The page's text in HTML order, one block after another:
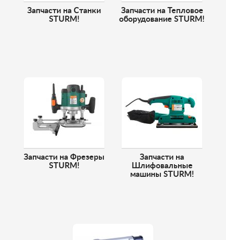
Запчасти на Станки
STURM!
Запчасти на Тепловое
оборудование STURM!
Запчасти на Фрезеры
STURM!
Запчасти на
Шлифовальные
машины STURM!